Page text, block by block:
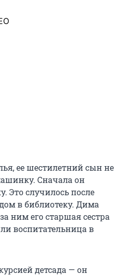
ее шестилетний сын не
Сначала он
Это случилось после
в библиотеку. Дима
ним его старшая сестра
воспитательница в
детсада — он